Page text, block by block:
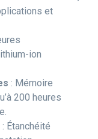
et
ion
: Mémoire
200 heures
: Étanchéité